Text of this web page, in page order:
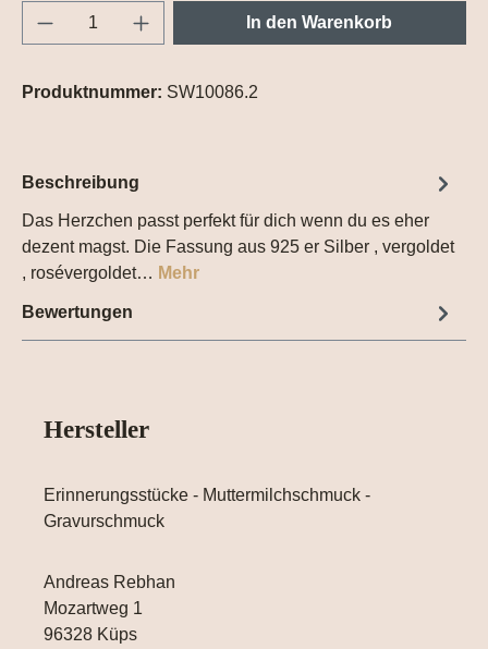
Produkt Anzahl: Gib den gewünschten
In den Warenkorb
Produktnummer: SW10086.2
Beschreibung
Das Herzchen passt perfekt für dich wenn du es eher
dezent magst. Die Fassung aus 925 er Silber , vergoldet
, rosévergoldet… Mehr
Bewertungen
Hersteller
Erinnerungsstücke - Muttermilchschmuck -
Gravurschmuck
Andreas Rebhan
Mozartweg 1
96328 Küps